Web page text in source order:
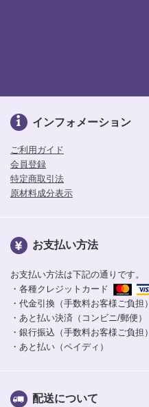
インフォメーション
ご利用ガイド
会員登録
特定商取引法
原材料成分表示
お支払い方法
お支払い方法は下記の通りです。
・各種クレジットカード
・代金引換（手数料お客様ご負担）
・あと払い決済（コンビニ/郵便）
・銀行振込（手数料お客様ご負担）
・あと払い（ペイディ）
配送について